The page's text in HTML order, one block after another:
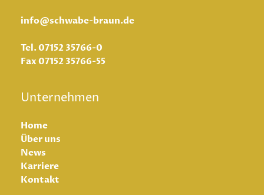
info@schwabe-braun.de
Tel.07152 35766-0
Fax07152 35766-55
Unternehmen
Home
Über uns
News
Karriere
Kontakt